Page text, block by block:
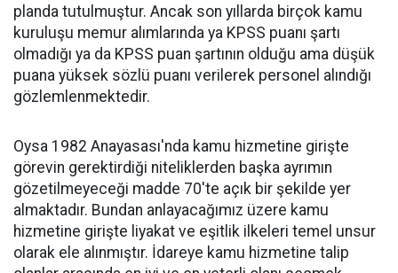
planda tutulmuştur. Ancak son yıllarda birçok kamu
kuruluşu memur alımlarında ya KPSS puanı şartı
olmadığı ya da KPSS puan şartının olduğu ama düşük
puana yüksek sözlü puanı verilerek personel alındığı
gözlemlenmektedir.
Oysa 1982 Anayasası'nda kamu hizmetine girişte
görevin gerektirdiği niteliklerden başka ayrımın
gözetilmeyeceği madde 70'te açık bir şekilde yer
almaktadır. Bundan anlayacağımız üzere kamu
hizmetine girişte liyakat ve eşitlik ilkeleri temel unsur
olarak ele alınmıştır. İdareye kamu hizmetine talip